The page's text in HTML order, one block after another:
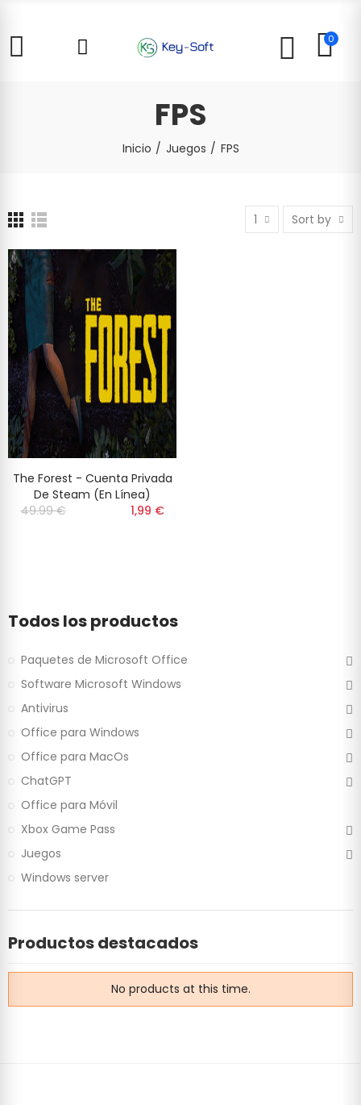
0
FPS
Inicio Juegos FPS
1 Sort by
The Forest - Cuenta Privada
De Steam (En Línea)
49.99 €
1,99 €
Todos los productos
Paquetes de Microsoft Office
Software Microsoft Windows
Antivirus
Office para Windows
Office para MacOs
ChatGPT
Office para Móvil
Xbox Game Pass
Juegos
Windows server
Productos destacados
No products at this time.
para el correcto funcionamiento
también utilizamos